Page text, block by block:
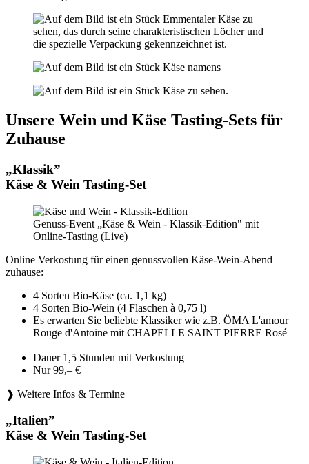
Unsere Wein und Käse Tasting-Sets für
Zuhause
„Klassik”
Käse & Wein Tasting-Set
Genuss-Event „Käse & Wein - Klassik-Edition" mit
Online-Tasting (Live)
Online Verkostung für einen genussvollen Käse-Wein-Abend
zuhause:
4 Sorten Bio-Käse (ca. 1,1 kg)
4 Sorten Bio-Wein (4 Flaschen à 0,75 l)
Es erwarten Sie beliebte Klassiker wie z.B. ÖMA L'amour
Rouge d'Antoine mit CHAPELLE SAINT PIERRE Rosé
Dauer 1,5 Stunden mit Verkostung
Nur 99,– €
❱ Weitere Infos & Termine
„Italien”
Käse & Wein Tasting-Set